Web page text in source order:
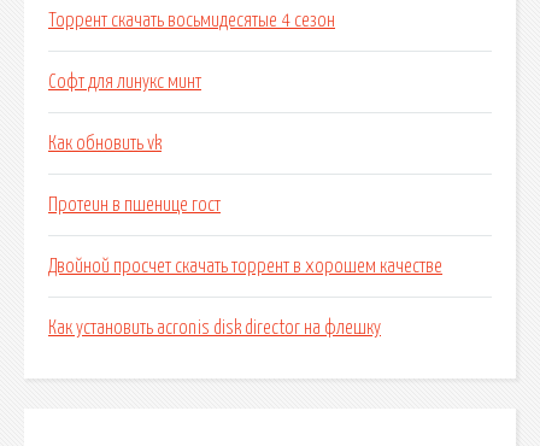
Торрент скачать восьмидесятые 4 сезон
Софт для линукс минт
Как обновить vk
Протеин в пшенице гост
Двойной просчет скачать торрент в хорошем качестве
Как установить acronis disk director на флешку